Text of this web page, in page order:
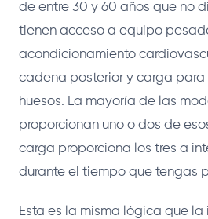
de entre 30 y 60 años que no
tienen acceso a equipo
acondicionamiento
cadena posterior y carga para
huesos. La mayoría de las
proporcionan uno o dos de
carga proporciona los tres a
durante el tiempo que tengas
Esta es la misma lógica que